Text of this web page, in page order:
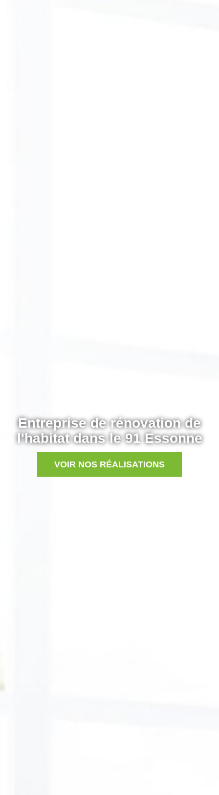
Entreprise de rénovation de
l'habitat dans le 91 Essonne
VOIR NOS RÉALISATIONS